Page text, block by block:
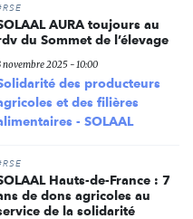
AURA toujours au
du Sommet de l’élevage
novembre 2025 - 10:00
des producteurs
et des filières
- SOLAAL
Hauts-de-France : 7
de dons agricoles au
de la solidarité